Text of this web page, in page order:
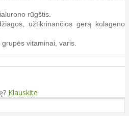
rūgštis.
užtikrinančios gerą kolageno
vitaminai, varis.
Klauskite